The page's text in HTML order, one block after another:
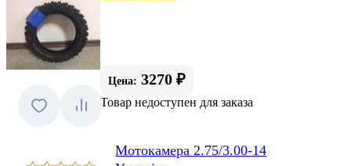
Цена: 3270 ₽
Товар недоступен для заказа
Мотокамера 2.75/3.00-14